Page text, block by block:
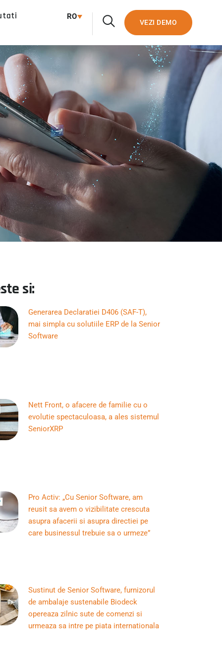
RO
VEZI DEMO
si:
Generarea Declaratiei D406 (SAF-T),
mai simpla cu solutiile ERP de la Senior
Software
Nett Front, o afacere de familie cu o
evolutie spectaculoasa, a ales sistemul
SeniorXRP
Pro Activ: „Cu Senior Software, am
reusit sa avem o vizibilitate crescuta
asupra afacerii si asupra directiei pe
care businessul trebuie sa o urmeze”
Sustinut de Senior Software, furnizorul
de ambalaje sustenabile Biodeck
opereaza zilnic sute de comenzi si
urmeaza sa intre pe piata internationala